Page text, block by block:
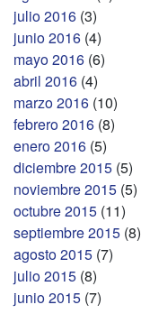
julio 2016 (3)
junio 2016 (4)
mayo 2016 (6)
abril 2016 (4)
marzo 2016 (10)
febrero 2016 (8)
enero 2016 (5)
diciembre 2015 (5)
noviembre 2015 (5)
octubre 2015 (11)
septiembre 2015 (8)
agosto 2015 (7)
julio 2015 (8)
junio 2015 (7)